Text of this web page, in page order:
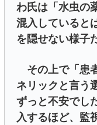
わ氏は「水虫の
混入していると
を隠せない様子
その上で「患
ネリックと言う
ずっと不安でし
入するほど、監